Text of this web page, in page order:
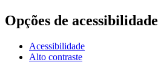
Opções de acessibilidade
Acessibilidade
Alto contraste